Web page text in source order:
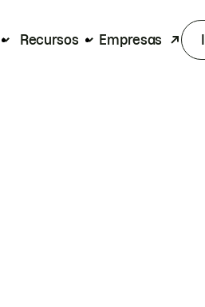
Recursos Empresas